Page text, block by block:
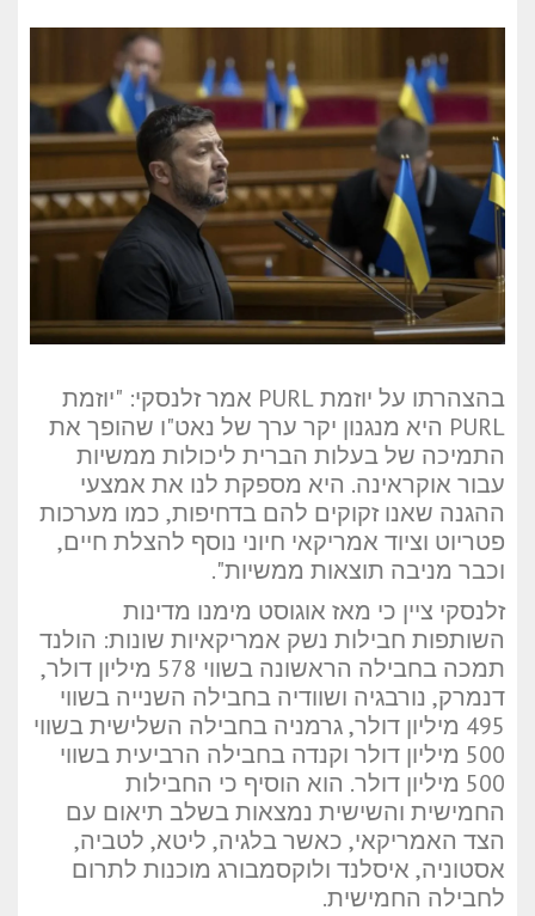
בהצהרתו על יוזמת PURL אמר זלנסקי: "יוזמת
PURL היא מנגנון יקר ערך של נאט"ו שהופך את
התמיכה של בעלות הברית ליכולות ממשיות
עבור אוקראינה. היא מספקת לנו את אמצעי
ההגנה שאנו זקוקים להם בדחיפות, כמו מערכות
פטריוט וציוד אמריקאי חיוני נוסף להצלת חיים,
וכבר מניבה תוצאות ממשיות".
זלנסקי ציין כי מאז אוגוסט מימנו מדינות
השותפות חבילות נשק אמריקאיות שונות: הולנד
תמכה בחבילה הראשונה בשווי 578 מיליון דולר,
דנמרק, נורבגיה ושוודיה בחבילה השנייה בשווי
495 מיליון דולר, גרמניה בחבילה השלישית בשווי
500 מיליון דולר וקנדה בחבילה הרביעית בשווי
500 מיליון דולר. הוא הוסיף כי החבילות
החמישית והשישית נמצאות בשלב תיאום עם
הצד האמריקאי, כאשר בלגיה, ליטא, לטביה,
אסטוניה, איסלנד ולוקסמבורג מוכנות לתרום
לחבילה החמישית.